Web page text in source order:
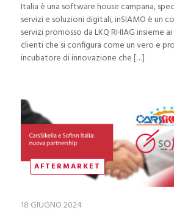
Italia è una software house campana,
servizi e soluzioni digitali, inSIAMO è un
servizi promosso da LKQ RHIAG insieme
clienti che si configura come un vero e
incubatore di innovazione che […]
AFTERMARKET
18 GIUGNO 2024